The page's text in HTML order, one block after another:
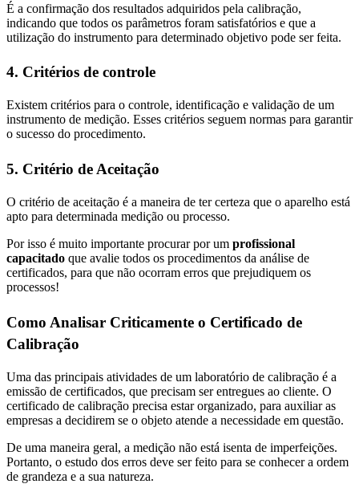
É a confirmação dos resultados adquiridos pela calibração,
indicando que todos os parâmetros foram satisfatórios e que a
utilização do instrumento para determinado objetivo pode ser feita.
4. Critérios de controle
Existem critérios para o controle, identificação e validação de um
instrumento de medição. Esses critérios seguem normas para garantir
o sucesso do procedimento.
5. Critério de Aceitação
O critério de aceitação é a maneira de ter certeza que o aparelho está
apto para determinada medição ou processo.
Por isso é muito importante procurar por um profissional
capacitado que avalie todos os procedimentos da análise de
certificados, para que não ocorram erros que prejudiquem os
processos!
Como Analisar Criticamente o Certificado de
Calibração
Uma das principais atividades de um laboratório de calibração é a
emissão de certificados, que precisam ser entregues ao cliente. O
certificado de calibração precisa estar organizado, para auxiliar as
empresas a decidirem se o objeto atende a necessidade em questão.
De uma maneira geral, a medição não está isenta de imperfeições.
Portanto, o estudo dos erros deve ser feito para se conhecer a ordem
de grandeza e a sua natureza.